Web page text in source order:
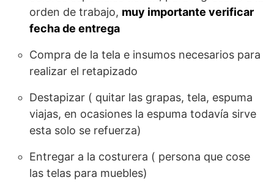
orden de trabajo, muy importante verificar
fecha de entrega
Compra de la tela e insumos necesarios para
realizar el retapizado
Destapizar ( quitar las grapas, tela, espuma
viajas, en ocasiones la espuma todavía sirve
esta solo se refuerza)
Entregar a la costurera ( persona que cose
las telas para muebles)